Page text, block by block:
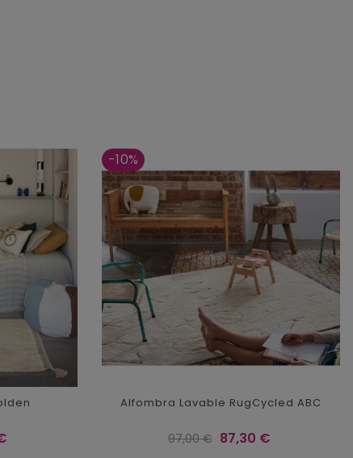
-10%
Alfombra Lavable RugCycled ABC
Precio
97,00 € Precio
87,30 €